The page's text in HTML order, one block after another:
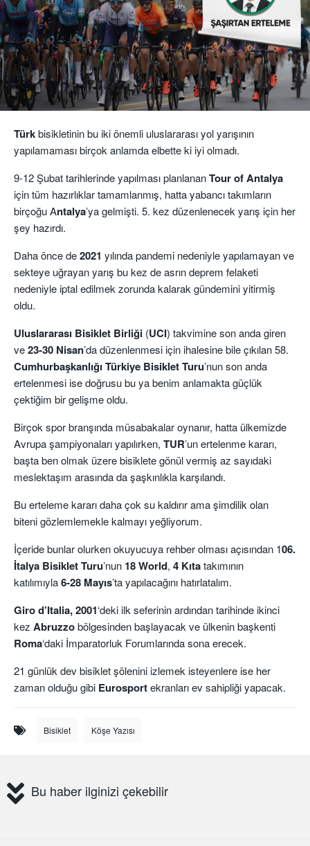
Türkbisikletinin bu iki önemli uluslararası yol yarışının
yapılamaması birçok anlamda elbette ki iyi olmadı.
9-12 Şubat tarihlerinde yapılması planlananTourof Antalya
için tüm hazırlıklar tamamlanmış, hatta yabancı takımların
birçoğu Antalya’ya gelmişti. 5. kez düzenlenecek yarış için her
şey hazırdı.
Daha önce de2021 yılında pandemi nedeniyle yapılamayan ve
sekteye uğrayan yarış bu kez de asrın deprem felaketi
nedeniyle iptal edilmek zorunda kalarak gündemini yitirmiş
oldu.
Uluslararası Bisiklet Birliği (UCI) takvimine son anda giren
ve23-30 Nisan’da düzenlenmesi için ihalesine bile çıkılan 58.
Cumhurbaşkanlığı Türkiye BisikletTuru’nun son anda
ertelenmesi ise doğrusu bu ya benim anlamakta güçlük
çektiğim bir gelişme oldu.
Birçok spor branşında müsabakalar oynanır, hatta ülkemizde
Avrupa şampiyonaları yapılırken, TUR’un ertelenme kararı,
başta ben olmak üzere bisiklete gönül vermiş az sayıdaki
meslektaşım arasında da şaşkınlıkla karşılandı.
Bu erteleme kararı daha çok su kaldırır ama şimdilik olan
biteni gözlemlemekle kalmayı yeğliyorum.
İçeride bunlar olurken okuyucuya rehber olması açısından 106.
İtalya Bisiklet Turu’nun 18 World, 4 Kıtatakımının
katılımıyla6-28 Mayıs’ta yapılacağını hatırlatalım.
Giro d’Italia, 2001‘deki ilk seferinin ardından tarihinde ikinci
kez Abruzzobölgesinden başlayacak ve ülkenin başkenti
Roma‘daki İmparatorluk Forumlarında sona erecek.
21 günlük dev bisiklet şölenini izlemek isteyenlere ise her
zaman olduğu gibi Eurosportekranları ev sahipliği yapacak.
Bisiklet Köşe Yazısı
Bu haber ilginizi çekebilir